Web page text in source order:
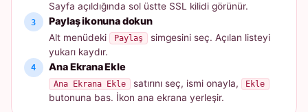
Sayfa açıldığında sol üstte SSL kilidi görünür.
Paylaş ikonuna dokun
Alt menüdeki Paylaş
simgesini seç. Açılan listeyi
yukarı kaydır.
Ana Ekrana Ekle
Ana Ekrana Ekle satırını seç, ismi onayla, Ekle
butonuna bas. İkon ana ekrana yerleşir.